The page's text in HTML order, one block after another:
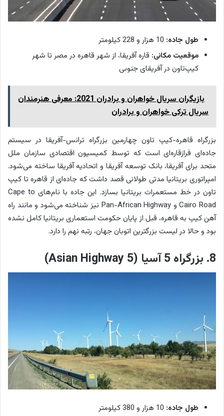
طول جاده:
موقعیت مکانی: قاره آفریقا، از شهر قاهره در مصر تا شهر
کیپ‌تاون در آفریقای جنوبی
بازیگران سریال خواهران و برادران 2021: معرفی هنرمندان
سریال ترکی خواهران و برادران
بزرگراه قاهره-کیپ تاون چهارمین بزرگراه ترانس-آفریقا در سیستم
جاده‌ای فرازقاره‌ای است که توسط کمیسیون اقتصادی سازمان ملل
متحد برای آفریقا، بانک توسعه آفریقا و اتحادیه آفریقا ساخته می‌شود.
امپراتوری بریتانیا مدتی طولانی قصد داشت که جاده‌ای از قاهره تا کیپ
تاون در خط مستعمرات بریتانیا بسازد. این جاده با نام‌های Cape to
Cairo Road و Pan-African Highway نیز شناخته می‌شود و مانند راه
آهن کیپ به قاهره، قبل از پایان حکومت استعماری بریتانیا کامل نشده
بود و حالا در لیست بزرگترین اتوبان جهان، رتبه نهم را دارد.
8. بزرگراه 5 آسیا (Asian Highway 5)
طول جاده: